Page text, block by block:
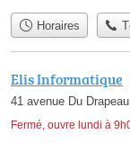
Horaires
Elis Informatique
41 avenue Du
Fermé, ouvre lundi à